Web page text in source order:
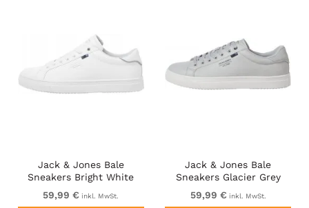
Jack & Jones Bale
Sneakers Bright White
59,99 € inkl. MwSt.
Jack & Jones Bale
Sneakers Glacier Grey
59,99 € inkl. MwSt.